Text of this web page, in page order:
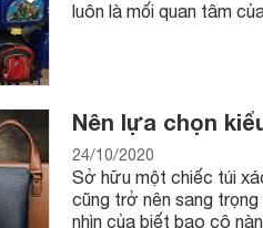
luôn là mối quan tâm
Nên lựa chọn
24/10/2020
Sở hữu một chiếc túi
cũng trở nên sang
nhìn của biết bao cô